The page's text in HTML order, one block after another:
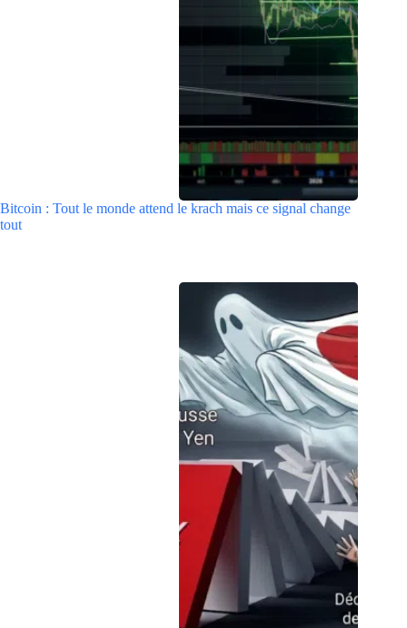
Bitcoin : Tout le monde attend le krach mais ce signal change
tout